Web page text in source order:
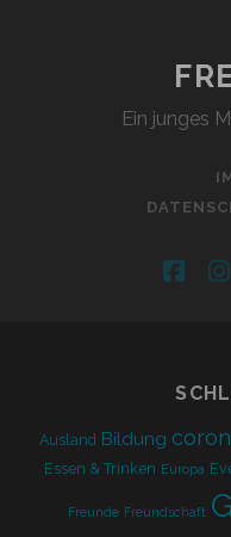
Ein junges
Ausland Bildung
Essen & Trinken Europa
Freunde Freundschaft